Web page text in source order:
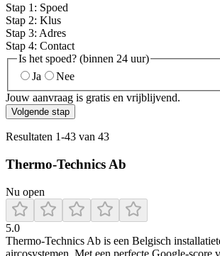
Stap 1 : Spoed
Stap 2: Klus
Stap 3: Adres
Stap 4: Contact
Is het spoed? (binnen 24 uur)
Ja
Nee
Jouw aanvraag is gratis en vrijblijvend.
Volgende stap
Resultaten 1-43 van 43
Thermo-Technics Ab
Nu open
5.0
Thermo‑Technics Ab is een Belgisch
aircosystemen. Met een perfecte